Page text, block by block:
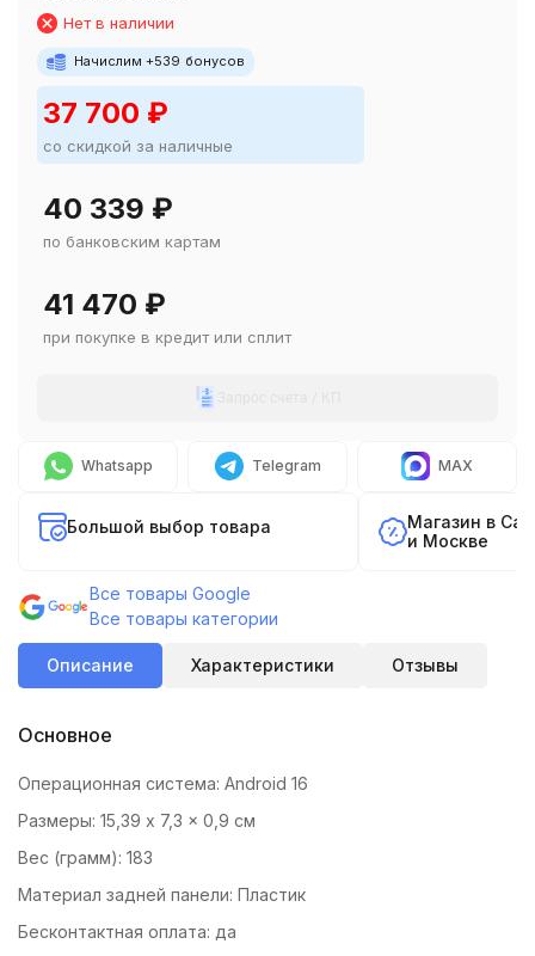
Нет в наличии
Начислим +539 бонусов
37 700 ₽
со скидкой за наличные
40 339 ₽
по банковским картам
41 470 ₽
при покупке в кредит или сплит
Whatsapp Telegram MAX
Большой выбор товара
Магазин в
и Москве
Все товары Google
Все товары категории
Описание Характеристики Отзывы
Основное
Операционная система: Android 16
Размеры: 15,39 x 7,3 x 0,9 см
Вес (грамм): 183
Материал задней панели: Пластик
Бесконтактная оплата: да